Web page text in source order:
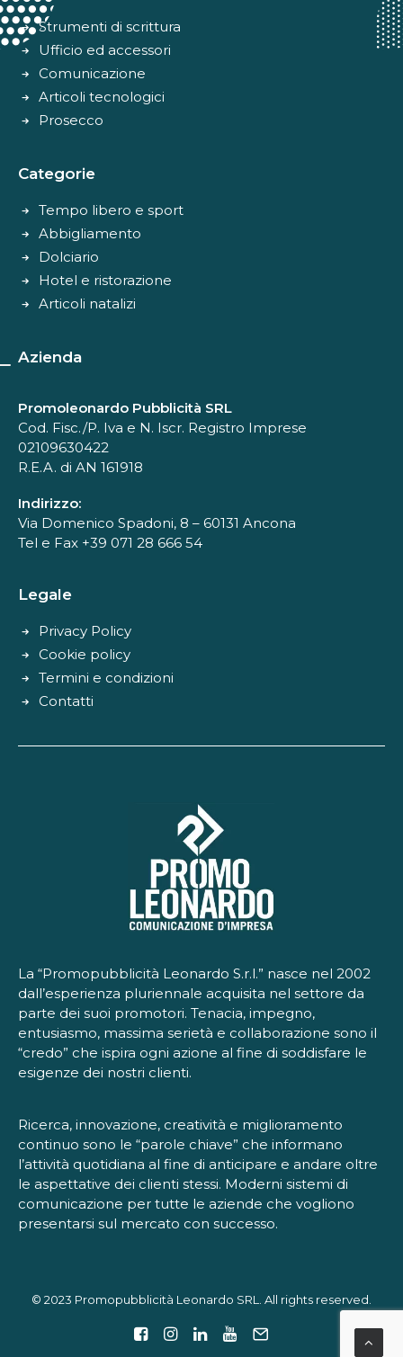
Strumenti di scrittura
Ufficio ed accessori
Comunicazione
Articoli tecnologici
Prosecco
Categorie
Tempo libero e sport
Abbigliamento
Dolciario
Hotel e ristorazione
Articoli natalizi
Azienda
Promoleonardo Pubblicità SRL
Cod. Fisc./P. Iva e N. Iscr. Registro Imprese
02109630422
R.E.A. di AN 161918
Indirizzo:
Via Domenico Spadoni, 8 – 60131 Ancona
Tel e Fax +39 071 28 666 54
Legale
Privacy Policy
Cookie policy
Termini e condizioni
Contatti
La “Promopubblicità Leonardo S.r.l.” nasce nel 2002
dall’esperienza pluriennale acquisita nel settore da
parte dei suoi promotori. Tenacia, impegno,
entusiasmo, massima serietà e collaborazione sono il
“credo” che ispira ogni azione al fine di soddisfare le
esigenze dei nostri clienti.
Ricerca, innovazione, creatività e miglioramento
continuo sono le “parole chiave” che informano
l’attività quotidiana al fine di anticipare e andare oltre
le aspettative dei clienti stessi. Moderni sistemi di
comunicazione per tutte le aziende che vogliono
presentarsi sul mercato con successo.
© 2023 Promopubblicità Leonardo SRL. All rights reserved.